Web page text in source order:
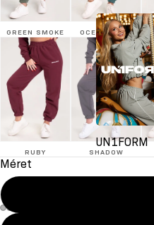
UN1FORM
GREEN SMOKE OCEAN GLOW
RUBY SHADOW
Méret